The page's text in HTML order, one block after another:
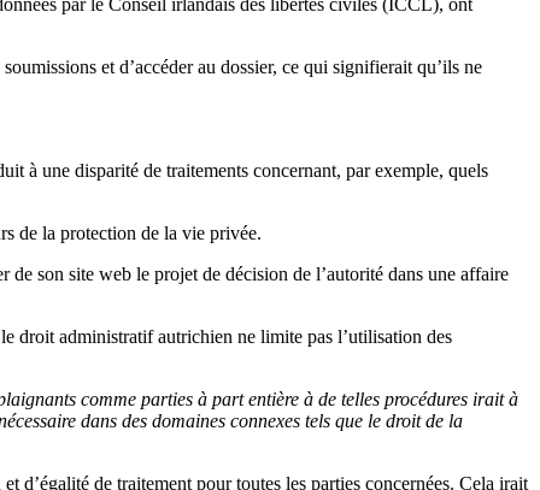
par le Conseil irlandais des libertés civiles (ICCL), ont
et d’accéder au dossier, ce qui signifierait qu’ils ne
à une disparité de traitements concernant, par exemple, quels
de la protection de la vie privée.
son site web le projet de décision de l’autorité dans une affaire
droit administratif autrichien ne limite pas l’utilisation des
comme parties à part entière à de telles procédures irait à
dans des domaines connexes tels que le droit de la
d’égalité de traitement pour toutes les parties concernées. Cela irait